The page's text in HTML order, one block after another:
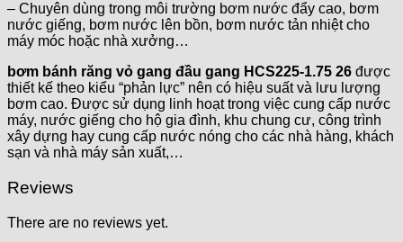
– Chuyên dùng trong môi trường bơm nước đẩy cao, bơm
nước giếng, bơm nước lên bồn, bơm nước tản nhiệt cho
máy móc hoặc nhà xưởng…
bơm bánh răng vỏ gang đầu gang HCS225-1.75 26 được
thiết kế theo kiểu “phản lực” nên có hiệu suất và lưu lượng
bơm cao. Được sử dụng linh hoạt trong việc cung cấp nước
máy, nước giếng cho hộ gia đình, khu chung cư, công trình
xây dựng hay cung cấp nước nóng cho các nhà hàng, khách
sạn và nhà máy sản xuất,…
Reviews
There are no reviews yet.